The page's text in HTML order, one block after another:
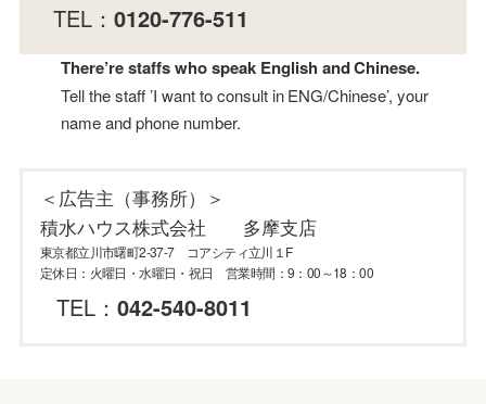
TEL：0120-776-511
There’re staffs who speak English and Chinese.
Tell the staff ’I want to consult in ENG/Chinese’, your
name and phone number.
＜広告主（事務所）＞
積水ハウス株式会社 多摩支店
東京都立川市曙町2-37-7 コアシティ立川１F
定休日：火曜日・水曜日・祝日 営業時間：9：00～18：00
TEL： 042-540-8011